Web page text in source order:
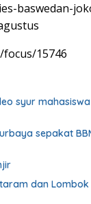
baswedan-
15746
syur mahasiswa
sepakat
dan